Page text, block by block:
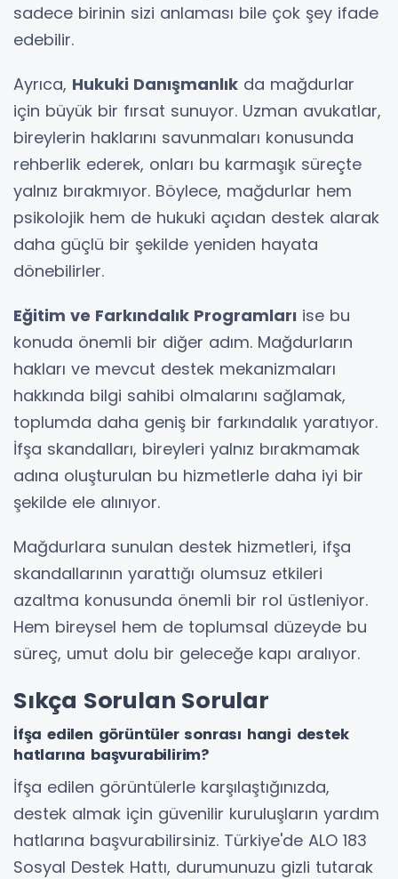
sadece birinin sizi anlaması bile çok şey ifade
edebilir.
Ayrıca, Hukuki Danışmanlık da mağdurlar
için büyük bir fırsat sunuyor. Uzman avukatlar,
bireylerin haklarını savunmaları konusunda
rehberlik ederek, onları bu karmaşık süreçte
yalnız bırakmıyor. Böylece, mağdurlar hem
psikolojik hem de hukuki açıdan destek alarak
daha güçlü bir şekilde yeniden hayata
dönebilirler.
Eğitim ve Farkındalık Programları ise bu
konuda önemli bir diğer adım. Mağdurların
hakları ve mevcut destek mekanizmaları
hakkında bilgi sahibi olmalarını sağlamak,
toplumda daha geniş bir farkındalık yaratıyor.
İfşa skandalları, bireyleri yalnız bırakmamak
adına oluşturulan bu hizmetlerle daha iyi bir
şekilde ele alınıyor.
Mağdurlara sunulan destek hizmetleri, ifşa
skandallarının yarattığı olumsuz etkileri
azaltma konusunda önemli bir rol üstleniyor.
Hem bireysel hem de toplumsal düzeyde bu
süreç, umut dolu bir geleceğe kapı aralıyor.
Sıkça Sorulan Sorular
İfşa edilen görüntüler sonrası hangi destek
hatlarına başvurabilirim?
İfşa edilen görüntülerle karşılaştığınızda,
destek almak için güvenilir kuruluşların yardım
hatlarına başvurabilirsiniz. Türkiye'de ALO 183
Sosyal Destek Hattı, durumunuzu gizli tutarak